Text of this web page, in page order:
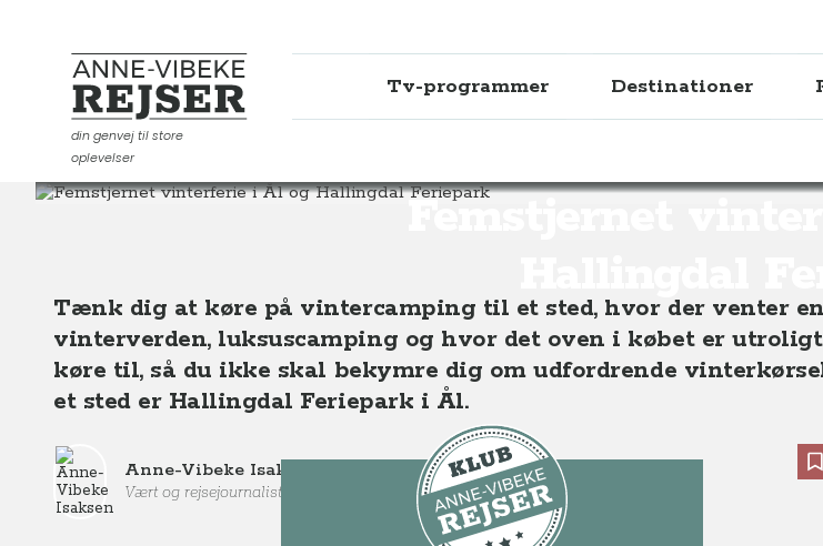
Anne-Vibeke Rejser
din genvej til store
oplevelser
Tv-programmer Destinationer
Femstjernet
Destinationer
Tænk dig at køre på vintercamping til et sted, hvor der venter
vinterverden, luksuscamping og hvor det oven i købet er
køre til, så du ikke skal bekymre dig om udfordrende
et sted er Hallingdal Feriepark i Ål.
Anne-Vibeke Isaksen
Vært og rejsejournalist